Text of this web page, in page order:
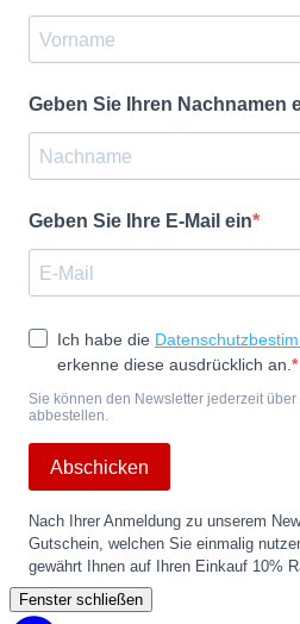
Geben Sie Ihren Nachnamen
Geben Sie Ihre E-Mail ein
Ich habe die
erkenne diese ausdrücklich an.
Sie können den Newsletter jederzeit
abbestellen.
Abschicken
Nach Ihrer Anmeldung zu unserem
Gutschein, welchen Sie einmalig
gewährt Ihnen auf Ihren Einkauf 10%
Fenster schließen